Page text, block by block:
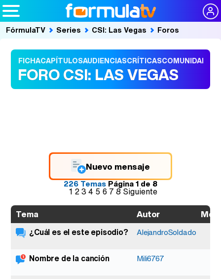
FórmulaTV Series CSI: Las Vegas Foros
FICHACAPÍTULOSAUDIENCIASCRÍTICASCOMUNIDAD
FORO CSI: LAS VEGAS
Nuevo mensaje
226 TemasPágina1de8
1 234 5 6 7 8 Siguiente
Tema
Autor
¿Cuál es el este episodio? AlejandroSoldado
Nombre de la canción Mili6767